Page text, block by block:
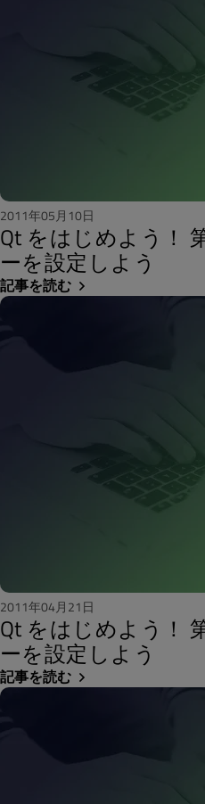
2011年05月10日
Qt をはじめよう！
ーを設定しよう
記事を読む
2011年04月21日
Qt をはじめよう！
ーを設定しよう
記事を読む